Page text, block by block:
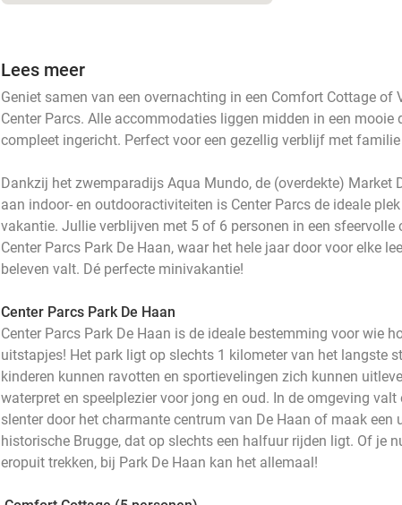
Lees meer
Geniet samen van een overnachting in een Comfort Cottage of
Center Parcs. Alle accommodaties liggen midden in een mooie
compleet ingericht. Perfect voor een gezellig verblijf met
Dankzij het zwemparadijs Aqua Mundo, de (overdekte) Market
aan indoor- en outdooractiviteiten is Center Parcs de ideale
vakantie. Jullie verblijven met 5 of 6 personen in een sfeervolle
Center Parcs Park De Haan, waar het hele jaar door voor elke
beleven valt. Dé perfecte minivakantie!
Center Parcs Park De Haan
Center Parcs Park De Haan is de ideale bestemming voor wie
uitstapjes! Het park ligt op slechts 1 kilometer van het langste
kinderen kunnen ravotten en sportievelingen zich kunnen
waterpret en speelplezier voor jong en oud. In de omgeving valt
slenter door het charmante centrum van De Haan of maak een
historische Brugge, dat op slechts een halfuur rijden ligt. Of je
eropuit trekken, bij Park De Haan kan het allemaal!